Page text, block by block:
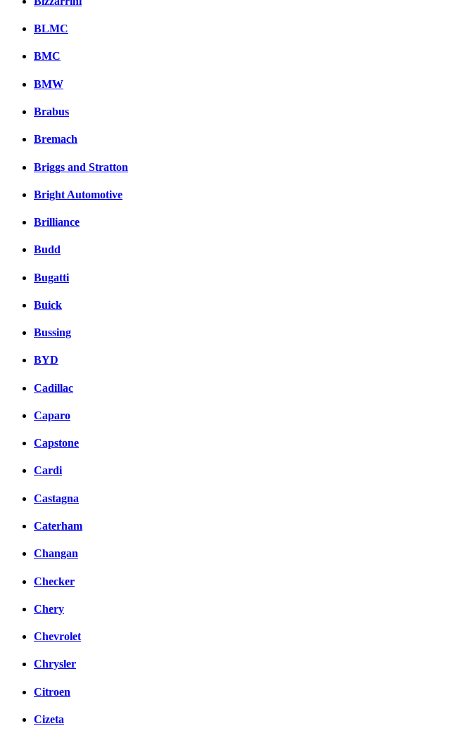
BLMC
BMC
BMW
Brabus
Bremach
Briggs and Stratton
Bright Automotive
Brilliance
Budd
Bugatti
Buick
Bussing
BYD
Cadillac
Caparo
Capstone
Cardi
Castagna
Caterham
Changan
Checker
Chery
Chevrolet
Chrysler
Citroen
Cizeta